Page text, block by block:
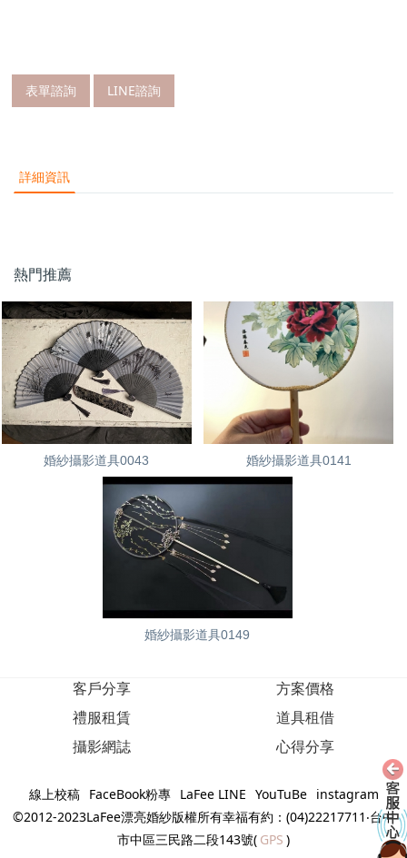
表單諮詢 LINE諮詢
詳細資訊
熱門推薦
婚紗攝影道具0043 婚紗攝影道具0141
婚紗攝影道具0149
客戶分享
方案價格
禮服租賃
道具租借
攝影網誌
心得分享
線上校稿 FaceBook粉專 LaFee LINE YouTuBe
instagram
©2012-2023LaFee漂亮婚紗版權所有幸福有約：(04)22217711‧台中
市中區三民路二段143號( GPS )